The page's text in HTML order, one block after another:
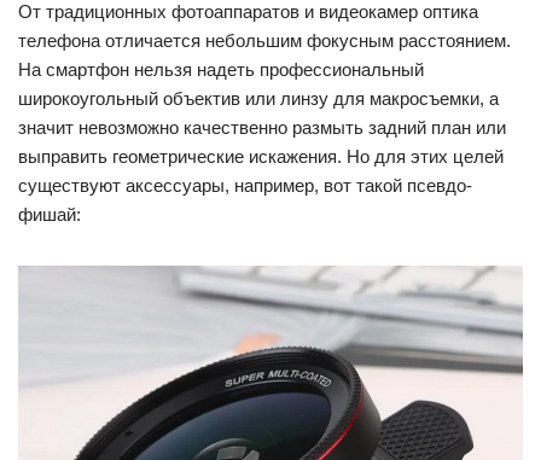
От традиционных фотоаппаратов и видеокамер оптика
телефона отличается небольшим фокусным расстоянием.
На смартфон нельзя надеть профессиональный
широкоугольный объектив или линзу для макросъемки, а
значит невозможно качественно размыть задний план или
выправить геометрические искажения. Но для этих целей
существуют аксессуары, например, вот такой псевдо-
фишай: